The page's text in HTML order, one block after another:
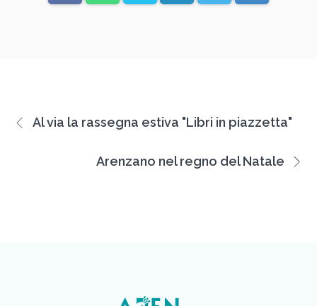
Al via la rassegna estiva "Libri in piazzetta"
Arenzano nel regno del Natale